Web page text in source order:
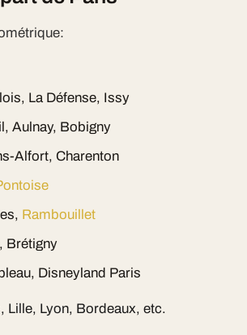
La Défense, Issy
Aulnay, Bobigny
Alfort, Charenton
Rambouillet
Brétigny
Disneyland Paris
Lille, Lyon, Bordeaux, etc.